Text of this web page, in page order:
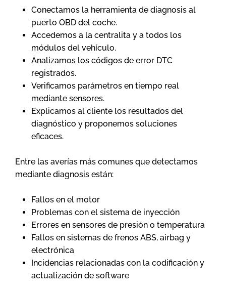
Conectamos la herramienta de diagnosis al
puerto OBD del coche.
Accedemos a la centralita y a todos los
módulos del vehículo.
Analizamos los códigos de error DTC
registrados.
Verificamos parámetros en tiempo real
mediante sensores.
Explicamos al cliente los resultados del
diagnóstico y proponemos soluciones
eficaces.
Entre las averías más comunes que detectamos
mediante diagnosis están:
Fallos en el motor
Problemas con el sistema de inyección
Errores en sensores de presión o temperatura
Fallos en sistemas de frenos ABS, airbag y
electrónica
Incidencias relacionadas con la codificación y
actualización de software